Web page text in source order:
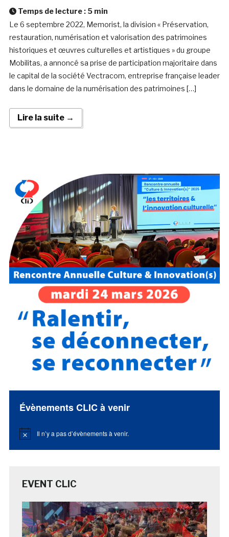
Temps de lecture : 5 min
Le 6 septembre 2022, Memorist, la division « Préservation,
restauration, numérisation et valorisation des patrimoines
historiques et œuvres culturelles et artistiques » du groupe
Mobilitas, a annoncé sa prise de participation majoritaire dans
le capital de la société Vectracom, entreprise française leader
dans le domaine de la numérisation des patrimoines […]
Lire la suite →
Évènements CLIC à venir
Notice Il n’y a pas d’évènements à venir.
EVENT CLIC